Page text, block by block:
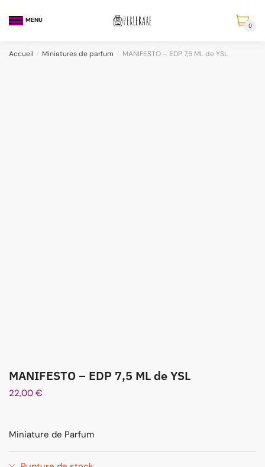
MENU
0
Accueil / Miniatures de parfum / MANIFESTO – EDP 7,5 ML de YSL
MANIFESTO – EDP 7,5 ML de YSL
22,00 €
Miniature de Parfum